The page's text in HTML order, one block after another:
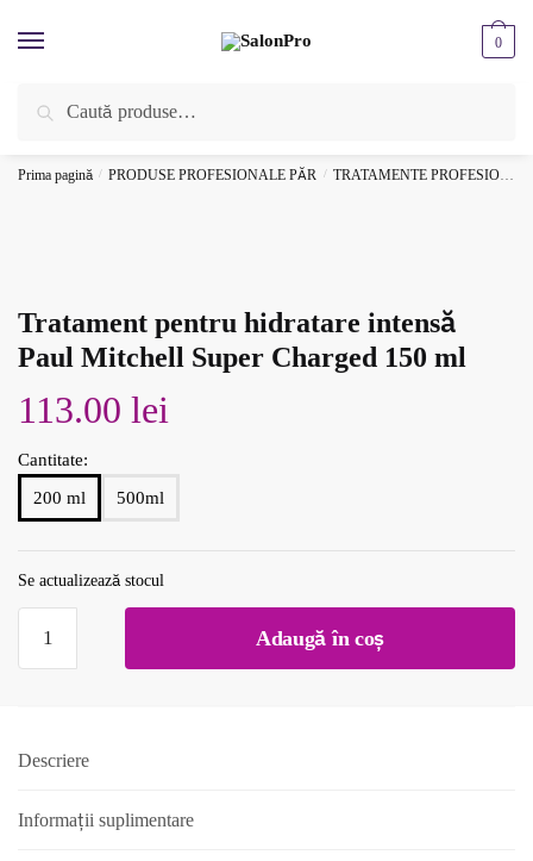
0
ÎNREGISTREAZĂ-TE SI BENEFICIEAZĂ DE CADOURI ȘI REDUCERI
Prima pagină / PRODUSE PROFESIONALE PĂR / TRATAMENTE PROFESIONALE/ MĂȘTI / FIOLE
Tratament pentru hidratare intensă
Paul Mitchell Super Charged 150 ml
113.00 lei
Cantitate:
200 ml
500ml
Se actualizează stocul
Tratament
Paul
Super
Adaugă în coș
Descriere
Informații suplimentare